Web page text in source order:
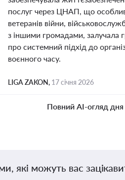
послуг через ЦНАП, що
ветеранів війни,
з іншими громадами, залучала
про системний підхід до
воєнного часу.
LIGA ZAKON, 17 січня 2026
Повний AI-огляд дня
які можуть вас